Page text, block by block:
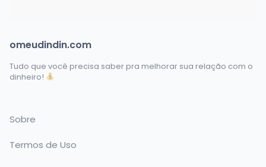
omeudindin.com
Tudo que você precisa saber pra melhorar sua relação com o
dinheiro!
Sobre
Termos de Uso